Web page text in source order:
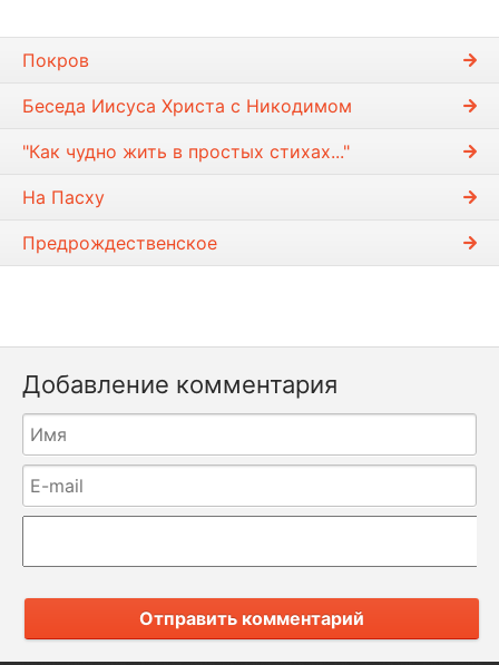
Покров
Беседа Иисуса Христа с Никодимом
"Как чудно жить в простых стихах..."
На Пасху
Предрождественское
Добавление комментария
Отправить комментарий